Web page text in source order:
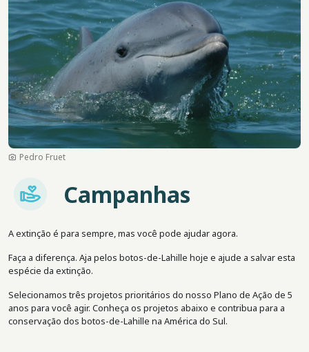
Pedro Fruet
Imagem Campanhas
A extinção é para sempre, mas você pode ajudar agora.
Faça a diferença. Aja pelos botos-de-Lahille hoje e ajude a salvar esta
espécie da extinção.
Selecionamos três projetos prioritários do nosso Plano de Ação de 5
anos para você agir. Conheça os projetos abaixo e contribua para a
conservação dos botos-de-Lahille na América do Sul.